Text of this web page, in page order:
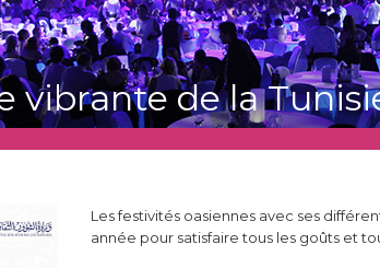
vibrante de la
Les festivités oasiennes avec ses
année pour satisfaire tous les goûts et